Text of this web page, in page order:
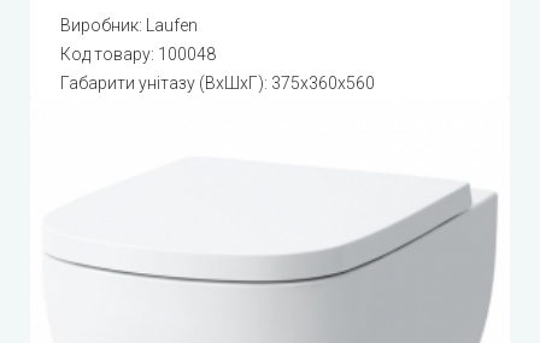
Виробник:
Laufen
Код товару: 100048
Габарити унітазу (ВхШхГ): 375x360x560